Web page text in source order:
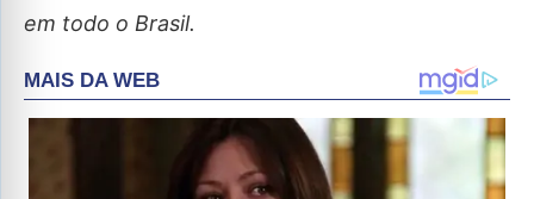
em todo o Brasil.